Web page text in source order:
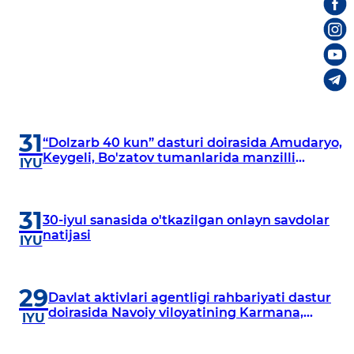
31
IYU
“Dolzarb 40 kun” dasturi doirasida Amudaryo,
Keygeli, Bo'zatov tumanlarida manzilli
31
IYU
30-iyul sanasida o'tkazilgan onlayn savdolar
natijasi
29
IYU
Davlat aktivlari agentligi rahbariyati dastur
doirasida Navoiy viloyatining Karmana,